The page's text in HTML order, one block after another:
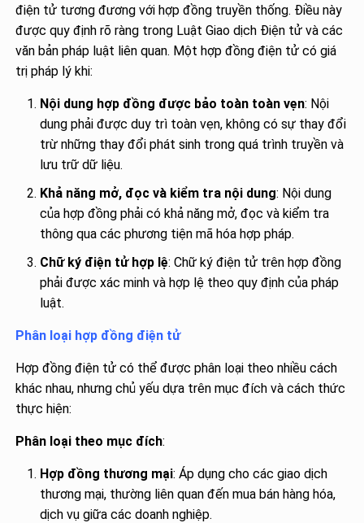
điện tử tương đương với hợp đồng truyền thống. Điều này
được quy định rõ ràng trong Luật Giao dịch Điện tử và các
văn bản pháp luật liên quan. Một hợp đồng điện tử có giá
trị pháp lý khi:
Nội dung hợp đồng được bảo toàn toàn vẹn: Nội
dung phải được duy trì toàn vẹn, không có sự thay đổi
trừ những thay đổi phát sinh trong quá trình truyền và
lưu trữ dữ liệu.
Khả năng mở, đọc và kiểm tra nội dung: Nội dung
của hợp đồng phải có khả năng mở, đọc và kiểm tra
thông qua các phương tiện mã hóa hợp pháp.
Chữ ký điện tử hợp lệ: Chữ ký điện tử trên hợp đồng
phải được xác minh và hợp lệ theo quy định của pháp
luật.
Phân loại hợp đồng điện tử
Hợp đồng điện tử có thể được phân loại theo nhiều cách
khác nhau, nhưng chủ yếu dựa trên mục đích và cách thức
thực hiện:
Phân loại theo mục đích:
Hợp đồng thương mại: Áp dụng cho các giao dịch
thương mại, thường liên quan đến mua bán hàng hóa,
dịch vụ giữa các doanh nghiệp.